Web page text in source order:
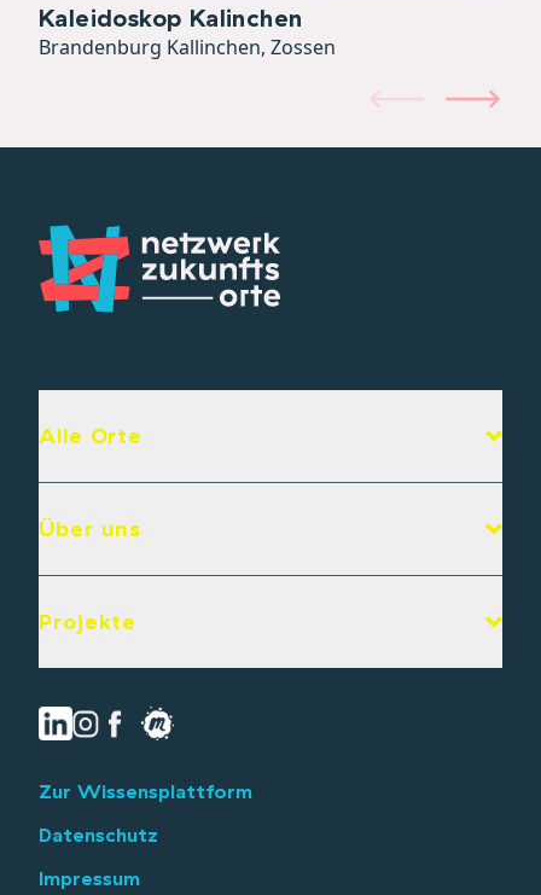
Kaleidoskop Kalinchen
Brandenburg Kallinchen, Zossen
Alle Orte
Über uns
Projekte
Zur Wissensplattform
Datenschutz
Impressum